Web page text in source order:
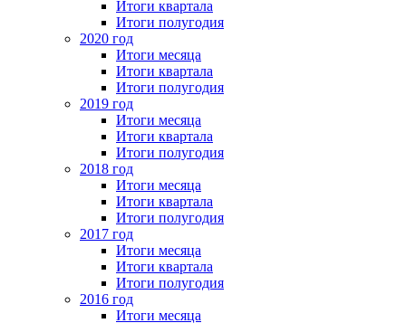
Итоги квартала
Итоги полугодия
2020 год
Итоги месяца
Итоги квартала
Итоги полугодия
2019 год
Итоги месяца
Итоги квартала
Итоги полугодия
2018 год
Итоги месяца
Итоги квартала
Итоги полугодия
2017 год
Итоги месяца
Итоги квартала
Итоги полугодия
2016 год
Итоги месяца